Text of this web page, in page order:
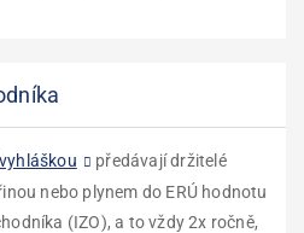
předávají držitelé
nebo plynem do ERÚ hodnotu
(IZO), a to vždy 2x ročně,